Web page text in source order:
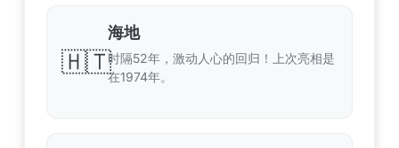
🇭🇹
海地
时隔52年，激动人心的回归！上次亮相是
在1974年。